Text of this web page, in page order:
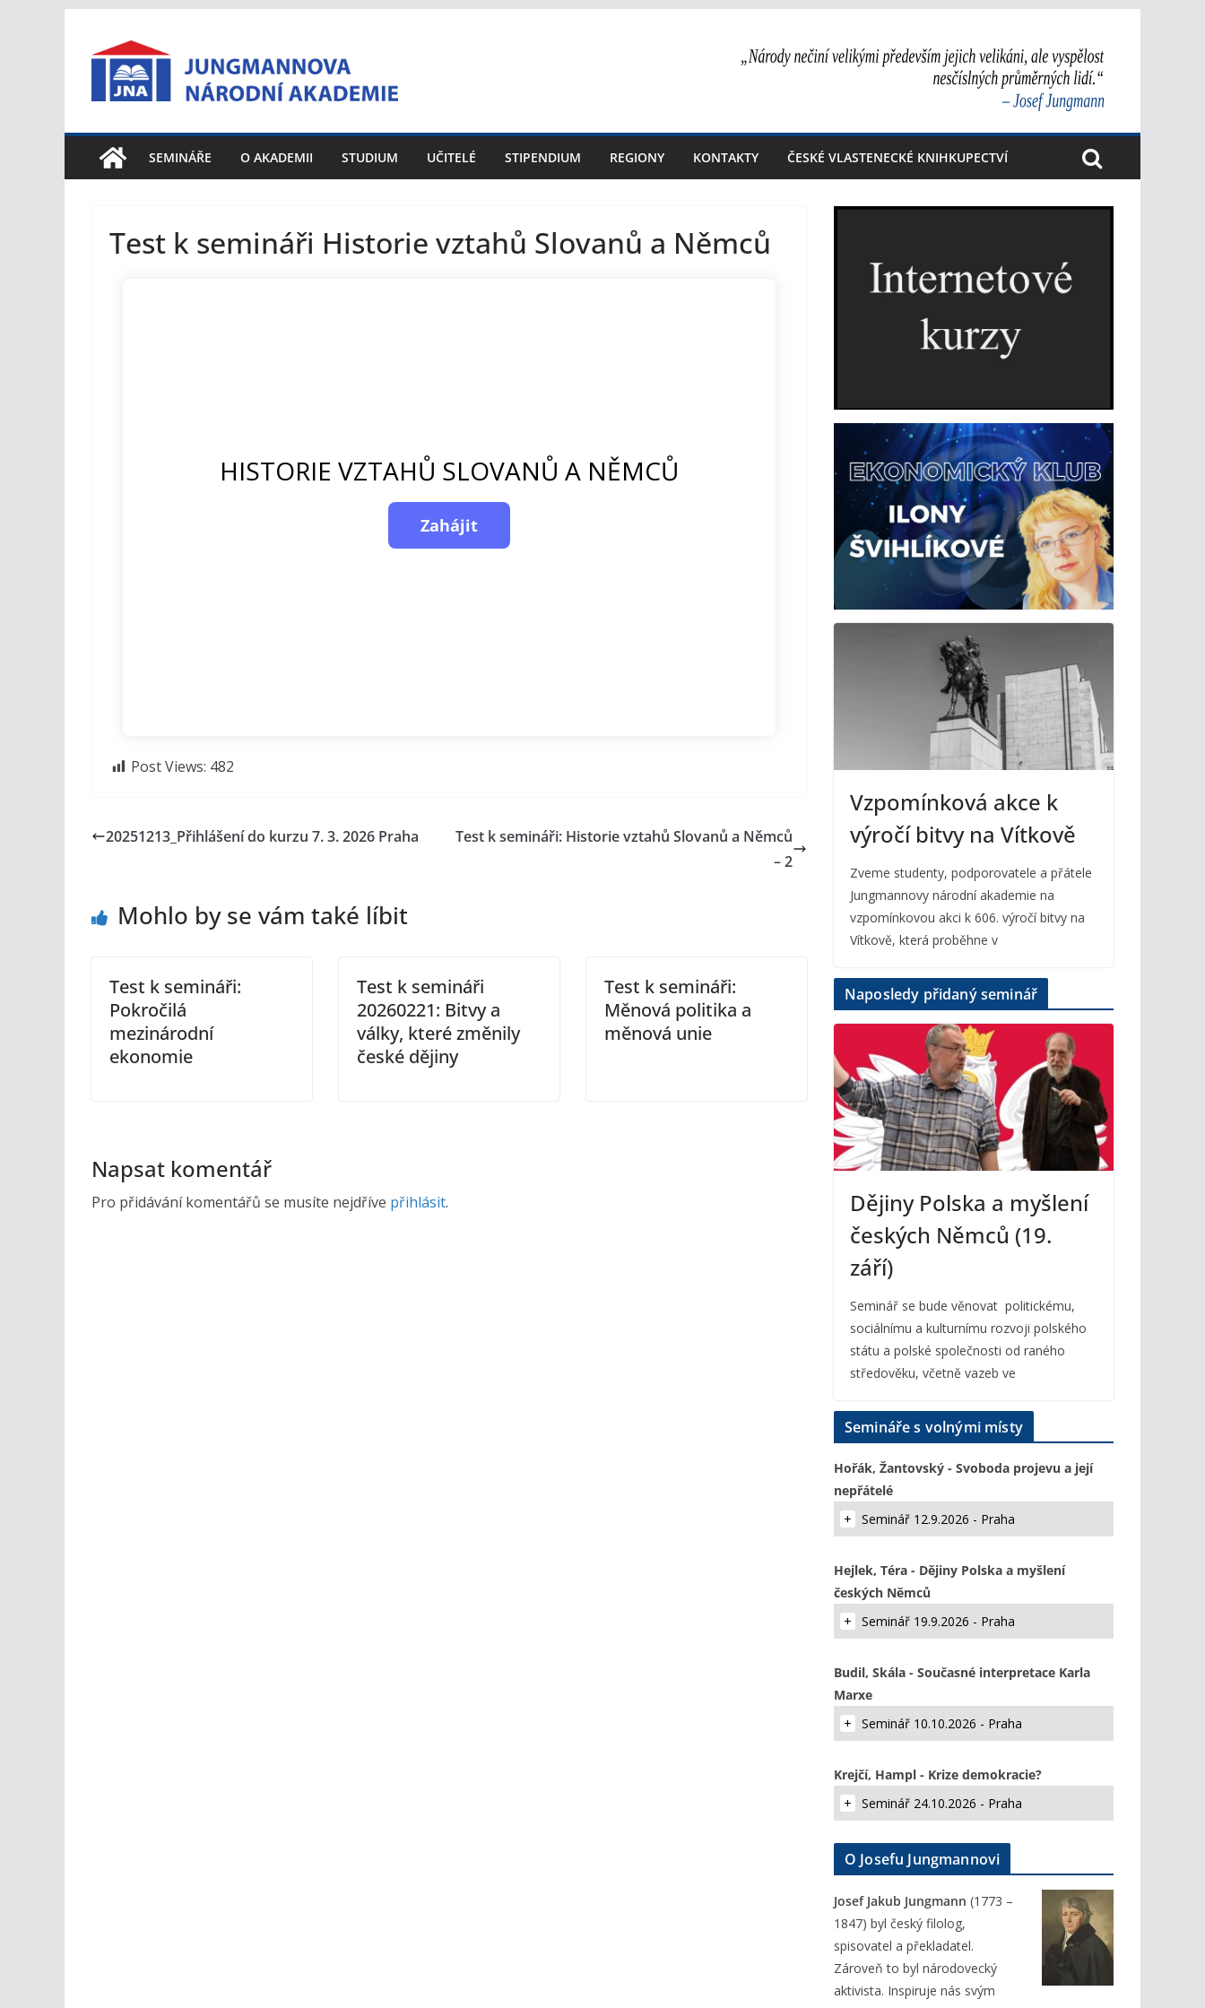
SEMINÁŘE O AKADEMII STUDIUM UČITELÉ STIPENDIUM REGIONY KONTAKTY ČESKÉ VLASTENECKÉ KNIHKUPECTVÍ
Test k semináři Historie vztahů Slovanů a Němců
HISTORIE VZTAHŮ SLOVANŮ A NĚMCŮ
Post Views: 482
20251213_Přihlášení do kurzu 7. 3. 2026 Praha
Test k semináři: Historie vztahů Slovanů a Němců
– 2
Mohlo by se vám také líbit
Test k semináři:
Pokročilá
mezinárodní
ekonomie
Test k semináři
20260221: Bitvy a
války, které změnily
české dějiny
Test k semináři:
Měnová politika a
měnová unie
Napsat komentář
Pro přidávání komentářů se musíte nejdříve přihlásit.
Vzpomínková akce k
výročí bitvy na Vítkově
Zveme studenty, podporovatele a přátele
Jungmannovy národní akademie na
vzpomínkovou akci k 606. výročí bitvy na
Vítkově, která proběhne v
Naposledy přidaný seminář
Dějiny Polska a myšlení
českých Němců (19.
září)
Seminář se bude věnovat politickému,
sociálnímu a kulturnímu rozvoji polského
státu a polské společnosti od raného
středověku, včetně vazeb ve
Semináře s volnými místy
Hořák, Žantovský - Svoboda projevu a její
nepřátelé
Seminář 12.9.2026 - Praha
Hejlek, Téra - Dějiny Polska a myšlení
českých Němců
Seminář 19.9.2026 - Praha
Budil, Skála - Současné interpretace Karla
Marxe
Seminář 10.10.2026 - Praha
Krejčí, Hampl - Krize demokracie?
Seminář 24.10.2026 - Praha
O Josefu Jungmannovi
Josef Jakub Jungmann (1773 –
1847) byl český filolog,
spisovatel a překladatel.
Zároveň to byl národovecký
aktivista. Inspiruje nás svým